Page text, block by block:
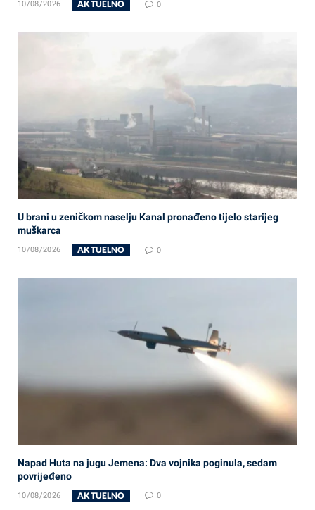
10/08/2026 AKTUELNO 0
U brani u zeničkom naselju Kanal pronađeno tijelo starijeg
muškarca
10/08/2026 AKTUELNO 0
Napad Huta na jugu Jemena: Dva vojnika poginula, sedam
povrijeđeno
10/08/2026 AKTUELNO 0